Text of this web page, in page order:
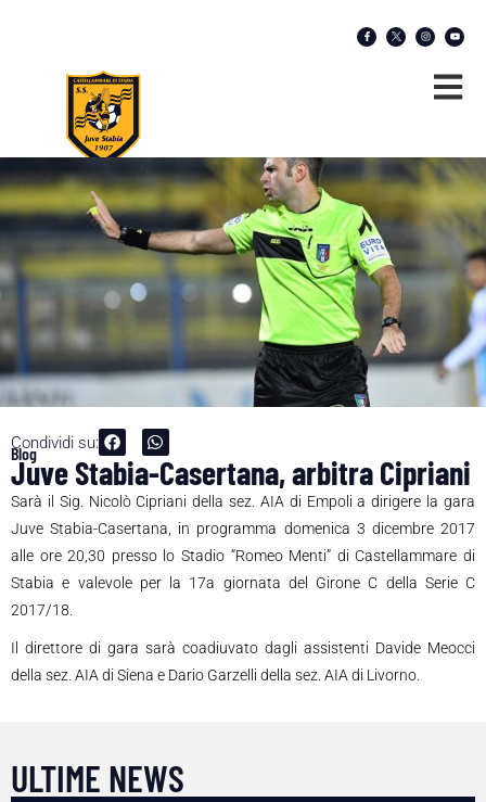
Condividi su:
Blog
Juve Stabia-Casertana, arbitra Cipriani
Sarà il Sig. Nicolò Cipriani della sez. AIA di Empoli a dirigere la gara
Juve Stabia-Casertana, in programma domenica 3 dicembre 2017
alle ore 20,30 presso lo Stadio “Romeo Menti” di Castellammare di
Stabia e valevole per la 17a giornata del Girone C della Serie C
2017/18.
Il direttore di gara sarà coadiuvato dagli assistenti Davide Meocci
della sez. AIA di Siena e Dario Garzelli della sez. AIA di Livorno.
ULTIME NEWS